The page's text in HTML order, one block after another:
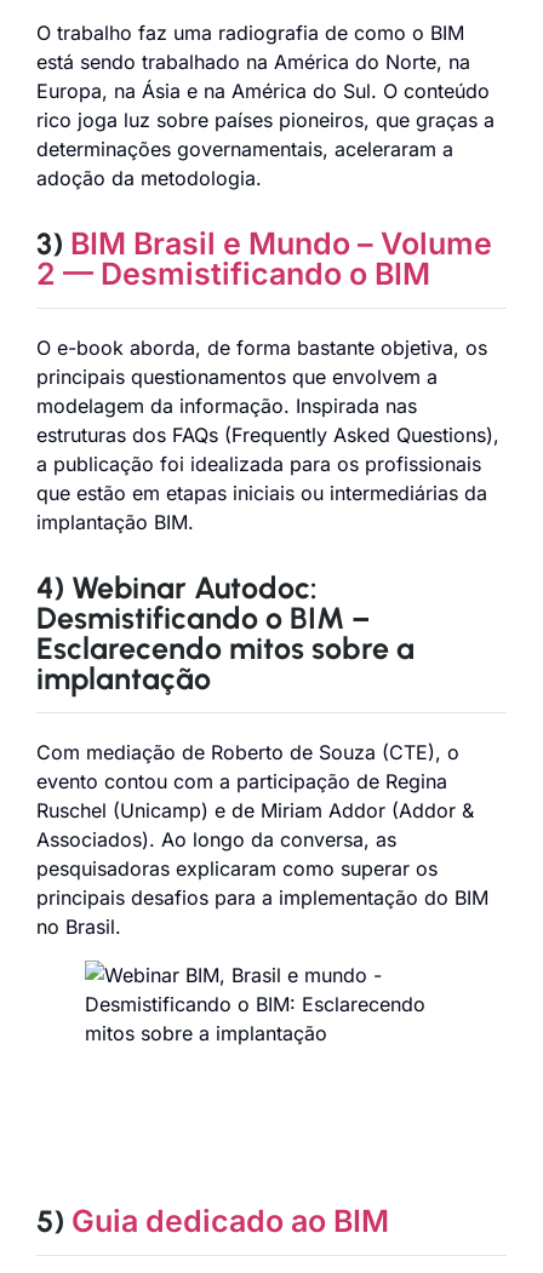
O trabalho faz uma radiografia de como o BIM
está sendo trabalhado na América do Norte, na
Europa, na Ásia e na América do Sul. O conteúdo
rico joga luz sobre países pioneiros, que graças a
determinações governamentais, aceleraram a
adoção da metodologia.
3) BIM Brasil e Mundo – Volume
2 — Desmistificando o BIM
O e-book aborda, de forma bastante objetiva, os
principais questionamentos que envolvem a
modelagem da informação. Inspirada nas
estruturas dos FAQs (Frequently Asked Questions),
a publicação foi idealizada para os profissionais
que estão em etapas iniciais ou intermediárias da
implantação BIM.
4) Webinar Autodoc:
Desmistificando o BIM –
Esclarecendo mitos sobre a
implantação
Com mediação de Roberto de Souza (CTE), o
evento contou com a participação de Regina
Ruschel (Unicamp) e de Miriam Addor (Addor &
Associados). Ao longo da conversa, as
pesquisadoras explicaram como superar os
principais desafios para a implementação do BIM
no Brasil.
5) Guia dedicado ao BIM